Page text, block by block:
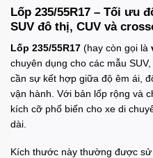
Lốp 235/55R17 – Tối ưu
SUV đô thị, CUV và
Lốp 235/55R17 (hay còn gọi là
chuyên dụng cho các mẫu
cần sự kết hợp giữa độ êm ái,
vận hành. Với bản lốp rộng và
kích cỡ phổ biến cho xe di
dài.
Kích thước này thường được